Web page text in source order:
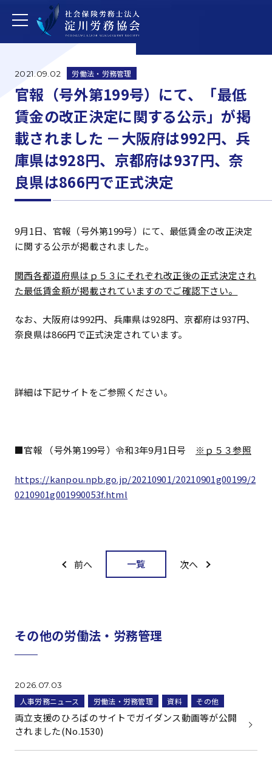
2021.09.02 労働法・労務管理
官報（号外第199号）にて、「最低
賃金の改正決定に関する公示」が掲
載されました －大阪府は992円、兵
庫県は928円、京都府は937円、奈
良県は866円で正式決定
9月1日、官報（号外第199号）にて、最低賃金の改正決定
に関する公示が掲載されました。
関西各都道府県はｐ５３にそれぞれ改正後の正式決定され
た最低賃金額が掲載されていますのでご確認下さい。
なお、大阪府は992円、兵庫県は928円、京都府は937円、
奈良県は866円で正式決定されています。
詳細は下記サイトをご参照ください。
■官報 （号外第199号）令和3年9月1日号 ※ｐ５３参照
https://kanpou.npb.go.jp/20210901/20210901g00199/2
0210901g001990053f.html
前へ 一覧 次へ
その他の労働法・労務管理
2026.07.03
人事労務ニュース 労働法・労務管理 資料 その他
両立支援のひろばのサイトでガイダンス動画等が公開
されました(No.1530)